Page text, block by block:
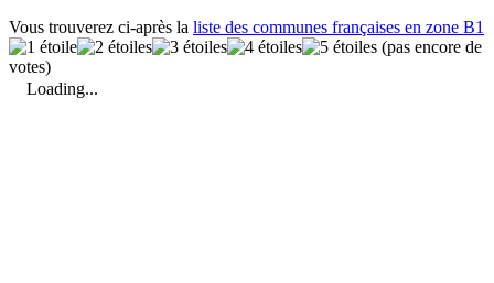
Vous trouverez ci-après la liste des communes françaises en zone B1
(pas encore de
votes)
Loading...